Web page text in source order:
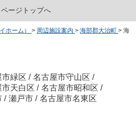
ページトップへ
ホーム） > 周辺施設案内 > 海部郡大治町 > 海
緑区 / 名古屋市守山区 /
天白区 / 名古屋市昭和区 /
/ 瀬戸市 / 名古屋市名東区